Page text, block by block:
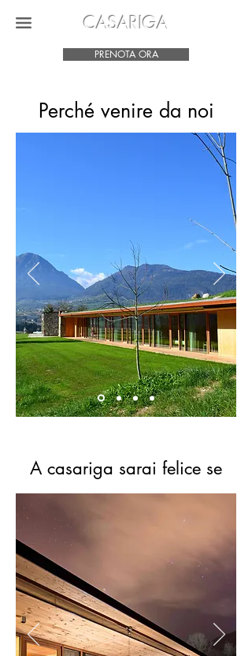
PRENOTA ORA
CASARIGA
Perché venire da noi
A casariga sarai felice se